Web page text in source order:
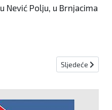
Nević Polju, u Brnjacima
gradnja Doma za stare i
Sljedeći članak:
Sljedeće